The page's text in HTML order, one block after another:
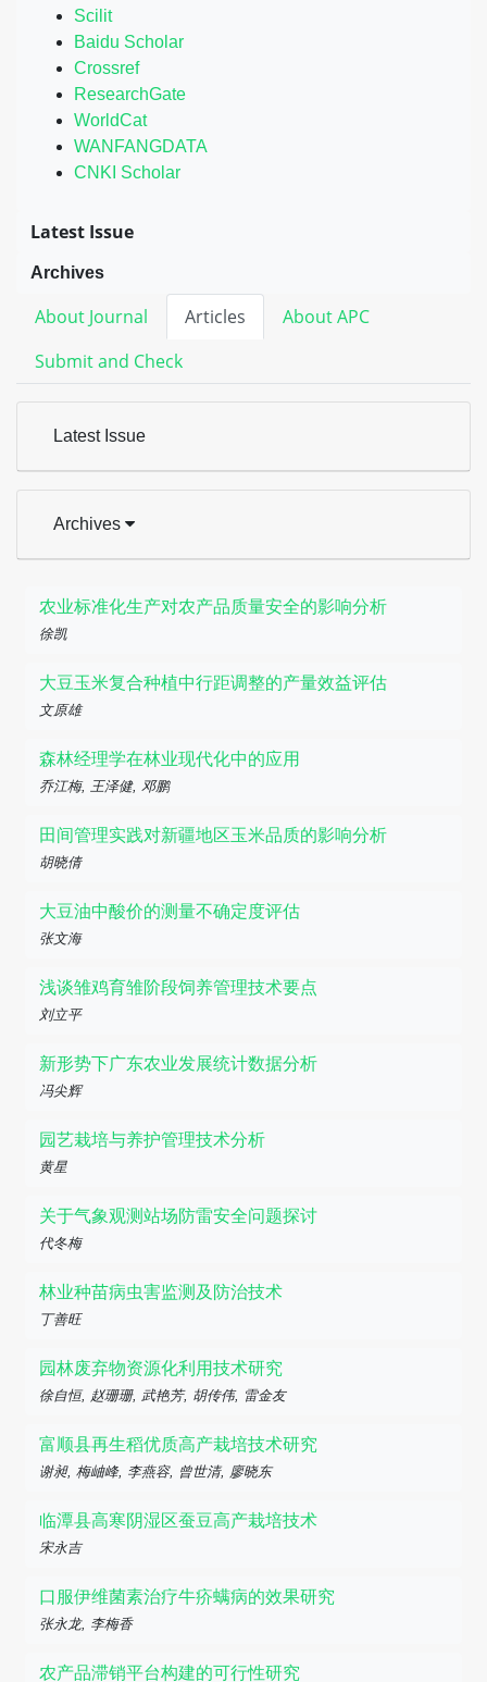
Scilit
Baidu Scholar
Crossref
ResearchGate
WorldCat
WANFANGDATA
CNKI Scholar
Latest Issue
Archives
About Journal Articles
About APC
Submit and Check
Latest Issue
Archives
农业标准化生产对农产品质量安全的影响分析
徐凯
大豆玉米复合种植中行距调整的产量效益评估
文原雄
森林经理学在林业现代化中的应用
乔江梅, 王泽健, 邓鹏
田间管理实践对新疆地区玉米品质的影响分析
胡晓倩
大豆油中酸价的测量不确定度评估
张文海
浅谈雏鸡育雏阶段饲养管理技术要点
刘立平
新形势下广东农业发展统计数据分析
冯尖辉
园艺栽培与养护管理技术分析
黄星
关于气象观测站场防雷安全问题探讨
代冬梅
林业种苗病虫害监测及防治技术
丁善旺
园林废弃物资源化利用技术研究
徐自恒, 赵珊珊, 武艳芳, 胡传伟, 雷金友
富顺县再生稻优质高产栽培技术研究
谢昶, 梅岫峰, 李燕容, 曾世清, 廖晓东
临潭县高寒阴湿区蚕豆高产栽培技术
宋永吉
口服伊维菌素治疗牛疥螨病的效果研究
张永龙, 李梅香
农产品滞销平台构建的可行性研究